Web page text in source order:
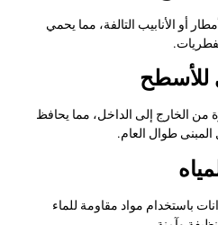
أو الأنابيب التالفة، مما يحمي
من الخارج إلى الداخل، مما يحافظ
طوال العام.
باستخدام مواد مقاومة للماء